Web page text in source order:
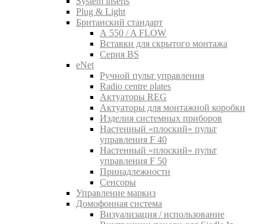
Plug & Light
Британский стандарт
A 550 / A FLOW
Вставки для скрытого монтажа
Серия BS
eNet
Pучной пульт управления
Radio centre plates
Актуаторы REG
Актуаторы для монтажной коробки
Изделия системных приборов
Настенный «плоский» пульт
управления F 40
Настенный «плоский» пульт
управления F 50
Принадлежности
Сенсоры
Управление маркиз
Домофонная система
Визуализация / использование